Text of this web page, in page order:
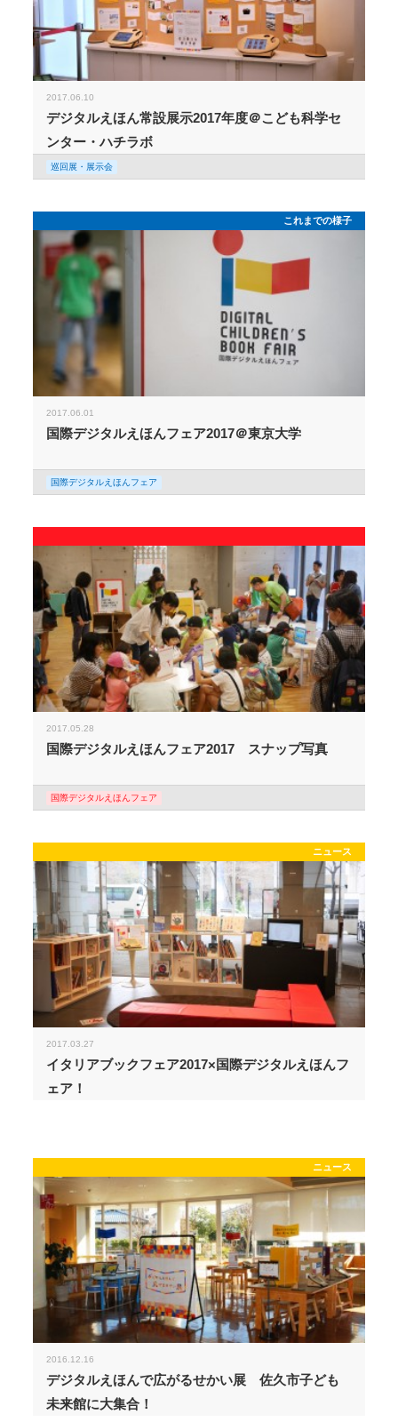
2017.06.10
デジタルえほん常設展示2017年度＠こども科学セ
ンター・ハチラボ
巡回展・展示会
これまでの様子
2017.06.01
国際デジタルえほんフェア2017＠東京大学
国際デジタルえほんフェア
2017.05.28
国際デジタルえほんフェア2017 スナップ写真
国際デジタルえほんフェア
ニュース
2017.03.27
イタリアブックフェア2017×国際デジタルえほんフ
ェア！
ニュース
2016.12.16
デジタルえほんで広がるせかい展 佐久市子ども
未来館に大集合！